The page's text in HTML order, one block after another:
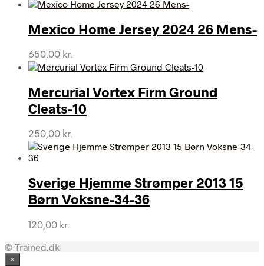
Mexico Home Jersey 2024 26 Mens-
650,00 kr.
Mercurial Vortex Firm Ground
Cleats-10
250,00 kr.
Sverige Hjemme Strømper 2013 15
Børn Voksne-34-36
120,00 kr.
© Trained.dk
×